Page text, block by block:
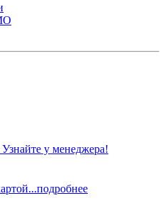
у менеджера!